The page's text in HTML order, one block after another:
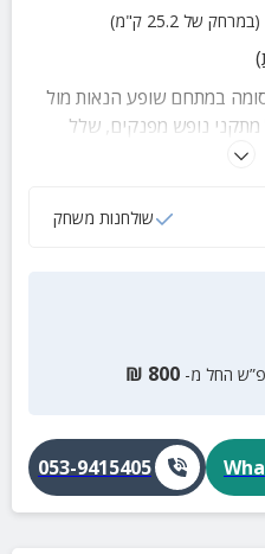
(במרחק של 25.2 ק"מ)
במתחם שופע הנאות מול
נופש מפנקים, שלל
סוויטה מרווחת, צימר
שולחנות משחק
החל מ- 800
₪
053-9415405